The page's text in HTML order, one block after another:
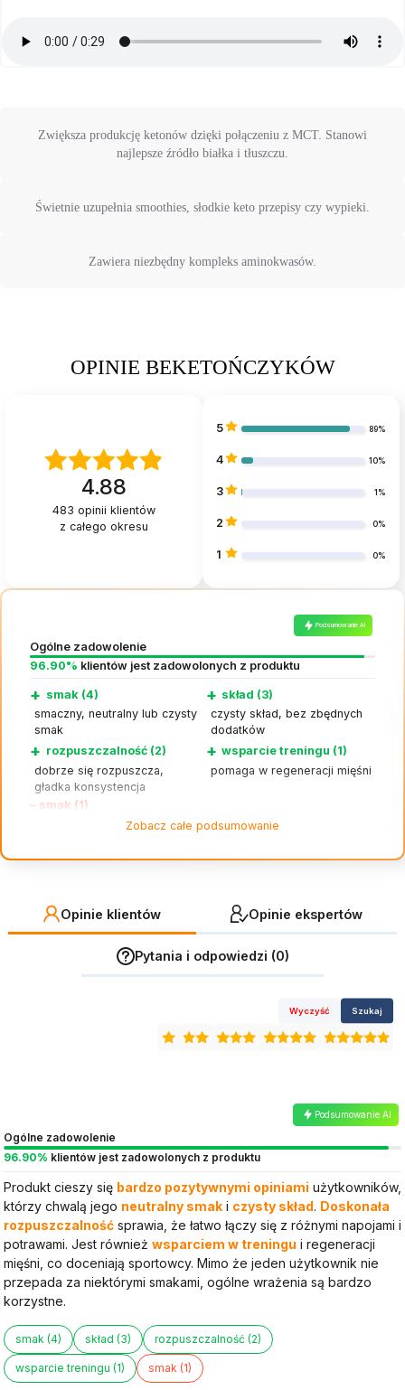
Zwiększa produkcję ketonów dzięki połączeniu z MCT. Stanowi
najlepsze źródło białka i tłuszczu.
Świetnie uzupełnia smoothies, słodkie keto przepisy czy wypieki.
Zawiera niezbędny kompleks aminokwasów.
OPINIE BEKETOŃCZYKÓW
4.88
483 opinii klientów
z całego okresu
5 89%
4 10%
3 1%
2 0%
1 0%
Podsumowanie AI
Ogólne zadowolenie
96.90% klientów jest zadowolonych z produktu
+ smak (4)
smaczny, neutralny lub czysty
smak
+ rozpuszczalność (2)
dobrze się rozpuszcza,
gładka konsystencja
– smak (1)
niektóre smaki nie przypadły
+ skład (3)
czysty skład, bez zbędnych
dodatków
+ wsparcie treningu (1)
pomaga w regeneracji mięśni
Zobacz całe podsumowanie
Opinie klientów Opinie ekspertów
Pytania i odpowiedzi (0)
Wyczyść Szukaj
Podsumowanie AI
Ogólne zadowolenie
96.90% klientów jest zadowolonych z produktu
Produkt cieszy się bardzo pozytywnymi opiniami użytkowników,
którzy chwalą jego neutralny smak i czysty skład. Doskonała
rozpuszczalność sprawia, że łatwo łączy się z różnymi napojami i
potrawami. Jest również wsparciem w treningu i regeneracji
mięśni, co doceniają sportowcy. Mimo że jeden użytkownik nie
przepada za niektórymi smakami, ogólne wrażenia są bardzo
korzystne.
smak (4) skład (3) rozpuszczalność (2)
wsparcie treningu (1) smak (1)